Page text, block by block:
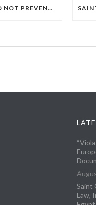
“VIOLATIONS” DO NOT PREVENT THE EUROPEAN UNION FROM LENDING EGYPT: DOCUMENTED BUT NOT PUBLICIZED!
Saint
Law,